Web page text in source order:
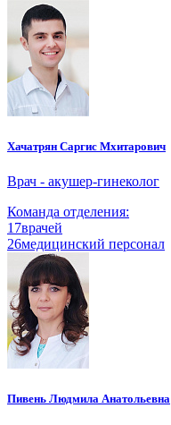
Хачатрян Саргис Мхитарович
Врач - акушер-гинеколог
Команда отделения:
17врачей
26медицинский персонал
Пивень Людмила Анатольевна